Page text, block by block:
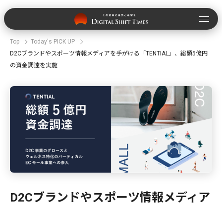
Top
Today's PICK UP
D2Cブランドやスポーツ情報メディアを手がける「TENTIAL」、総額5億円
の資金調達を実施
D2Cブランドやスポーツ情報メディア